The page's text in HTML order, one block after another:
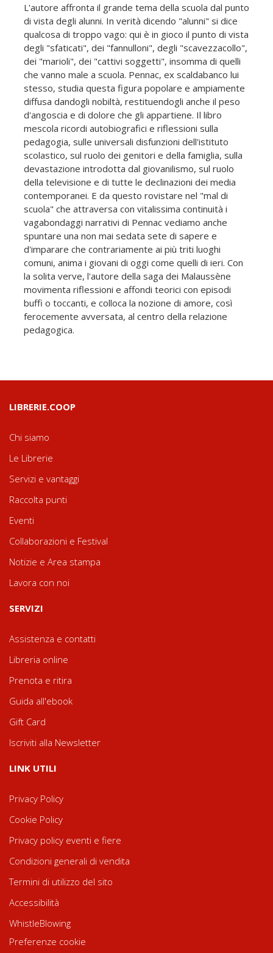
L'autore affronta il grande tema della scuola dal punto
di vista degli alunni. In verità dicendo "alunni" si dice
qualcosa di troppo vago: qui è in gioco il punto di vista
degli "sfaticati", dei "fannulloni", degli "scavezzacollo",
dei "marioli", dei "cattivi soggetti", insomma di quelli
che vanno male a scuola. Pennac, ex scaldabanco lui
stesso, studia questa figura popolare e ampiamente
diffusa dandogli nobiltà, restituendogli anche il peso
d'angoscia e di dolore che gli appartiene. Il libro
mescola ricordi autobiografici e riflessioni sulla
pedagogia, sulle universali disfunzioni dell'istituto
scolastico, sul ruolo dei genitori e della famiglia, sulla
devastazione introdotta dal giovanilismo, sul ruolo
della televisione e di tutte le declinazioni dei media
contemporanei. E da questo rovistare nel "mal di
scuola" che attraversa con vitalissima continuità i
vagabondaggi narrativi di Pennac vediamo anche
spuntare una non mai sedata sete di sapere e
d'imparare che contrariamente ai più triti luoghi
comuni, anima i giovani di oggi come quelli di ieri. Con
la solita verve, l'autore della saga dei Malaussène
movimenta riflessioni e affondi teorici con episodi
buffi o toccanti, e colloca la nozione di amore, così
ferocemente avversata, al centro della relazione
pedagogica.
LIBRERIE.COOP
Chi siamo
Le Librerie
Servizi e vantaggi
Raccolta punti
Eventi
Collaborazioni e Festival
Notizie e Area stampa
Lavora con noi
SERVIZI
Assistenza e contatti
Libreria online
Prenota e ritira
Guida all'ebook
Gift Card
Iscriviti alla Newsletter
LINK UTILI
Privacy Policy
Cookie Policy
Privacy policy eventi e fiere
Condizioni generali di vendita
Termini di utilizzo del sito
Accessibilità
WhistleBlowing
Preferenze cookie